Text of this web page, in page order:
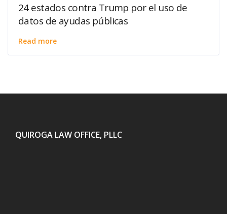
24 estados contra Trump por el uso de
datos de ayudas públicas
Read more
QUIROGA LAW OFFICE, PLLC